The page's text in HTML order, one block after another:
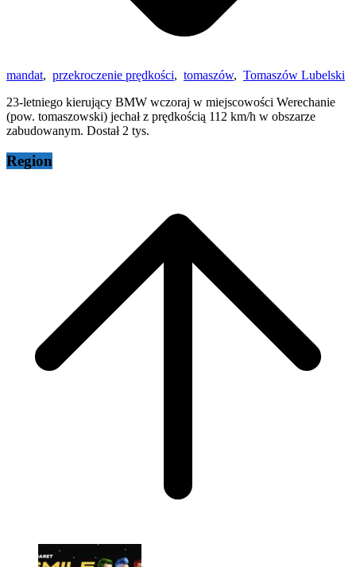
mandat, przekroczenie prędkości, tomaszów, Tomaszów Lubelski
23-letniego kierujący BMW wczoraj w miejscowości Werechanie
(pow. tomaszowski) jechał z prędkością 112 km/h w obszarze
zabudowanym. Dostał 2 tys.
Region